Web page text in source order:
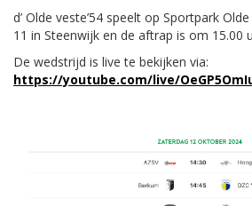
d’ Olde veste’54 speelt op Sportpark
11 in Steenwijk en de aftrap is om 15.00
De wedstrijd is live te bekijken via:
https://youtube.com/live/